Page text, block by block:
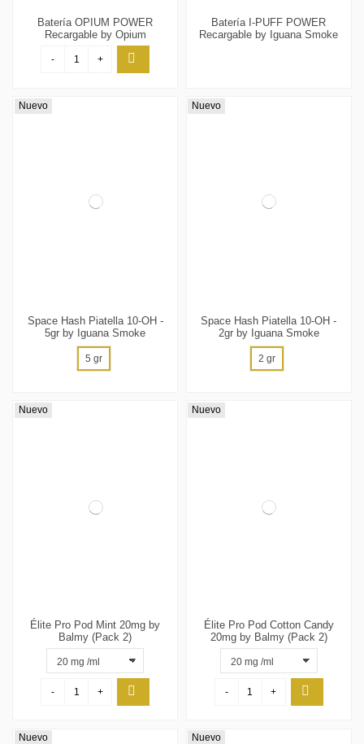
Batería OPIUM POWER
Recargable by Opium
- +
Batería I-PUFF POWER
Recargable by Iguana Smoke
Nuevo
Space Hash Piatella 10-OH -
5gr by Iguana Smoke
5 gr
Nuevo
Space Hash Piatella 10-OH -
2gr by Iguana Smoke
2 gr
Nuevo
Élite Pro Pod Mint 20mg by
Balmy (Pack 2)
- +
Nuevo
Élite Pro Pod Cotton Candy
20mg by Balmy (Pack 2)
- +
Nuevo Nuevo